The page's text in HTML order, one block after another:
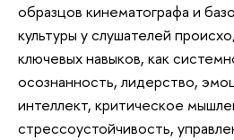
образцов кинематографа и
культуры у слушателей
ключевых навыков, как
осознанность, лидерство,
интеллект, критическое
стрессоустойчивость,